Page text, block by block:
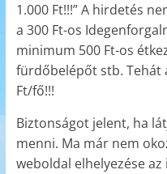
1.000 Ft!!!” A hirdetés
a 300 Ft-os
minimum 500 Ft-os
fürdőbelépőt stb. Tehát
Ft/fő!!!
Biztonságot jelent, ha
menni. Ma már nem
weboldal elhelyezése